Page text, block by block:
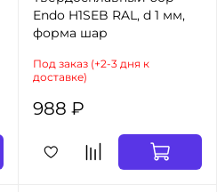
Endo H1SEB RAL, d 1 мм,
форма шар
Под заказ (+2-3 дня к
доставке)
988 ₽